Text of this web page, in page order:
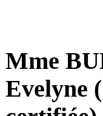
Mme
Evelyne